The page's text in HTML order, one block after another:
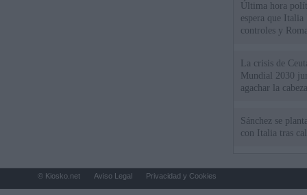
Última hora
espera que
controles y
La crisis de
Mundial 2030
agachar la
Sánchez se
con Italia tras
© Kiosko.net Aviso Legal Privacidad y Cookies